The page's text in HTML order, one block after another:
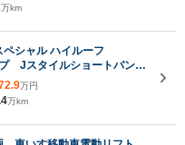
万km
シャル ハイルーフ
Jスタイルショートバンパ
チAW ブレーキサポート
テップ メモリーナビTV
ETC 試乗OK
万円
万km